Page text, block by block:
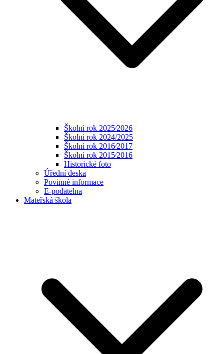
Školní rok 2025⁄2026
Školní rok 2024/2025
Školní rok 2016⁄2017
Školní rok 2015⁄2016
Historické foto
Úřední deska
Povinné informace
E-podatelna
Mateřská škola